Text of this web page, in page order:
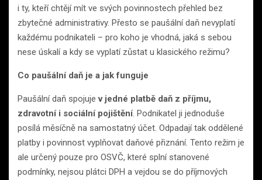
i ty, kteří chtějí mít ve svých povinnostech přehled bez
zbytečné administrativy. Přesto se paušální daň nevyplatí
každému podnikateli – pro koho je vhodná, jaká s sebou
nese úskalí a kdy se vyplatí zůstat u klasického režimu?
Co paušální daň je a jak funguje
Paušální daň spojujev jedné platbě daň z příjmu,
zdravotní i sociální pojištění. Podnikatel ji jednoduše
posílá měsíčně na samostatný účet. Odpadají tak oddělené
platby i povinnost vyplňovat daňové přiznání. Tento režim je
ale určený pouze pro OSVČ, které splní stanovené
podmínky, nejsou plátci DPH a vejdou se do příjmových